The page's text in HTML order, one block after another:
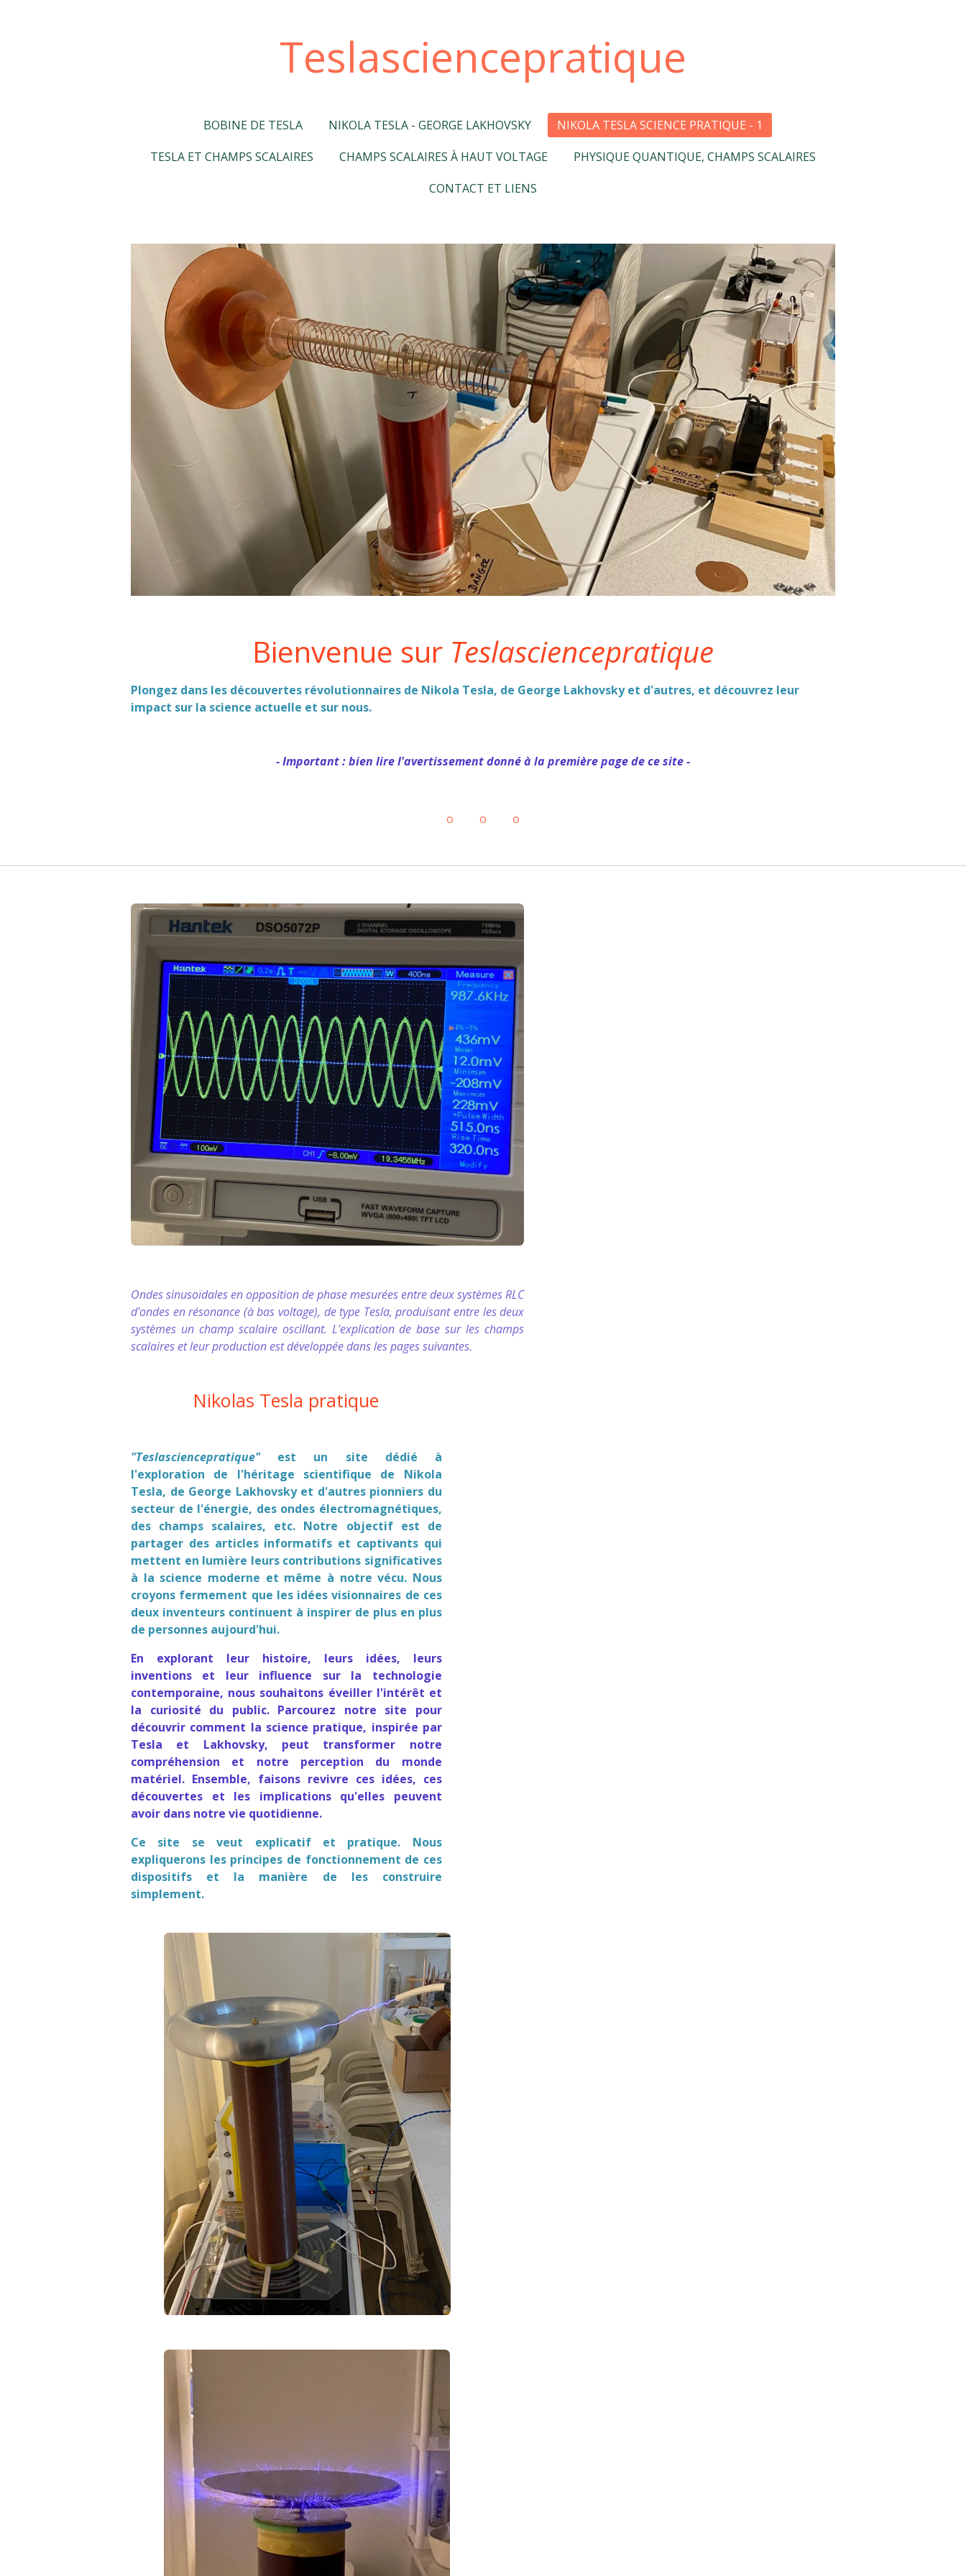
Teslasciencepratique
BOBINE DE TESLA NIKOLA TESLA - GEORGE LAKHOVSKY
NIKOLA TESLA SCIENCE PRATIQUE - 1
TESLA ET CHAMPS SCALAIRES
CHAMPS SCALAIRES À HAUT VOLTAGE
PHYSIQUE QUANTIQUE, CHAMPS SCALAIRES
CONTACT ET LIENS
Bienvenue sur Teslasciencepratique
Plongez dans les découvertes révolutionnaires de Nikola Tesla, de George Lakhovsky et d'autres, et découvrez leur
impact sur la science actuelle et sur nous.
- Important : bien lire l'avertissement donné à la première page de ce site -
o o o
Ondes sinusoïdales en opposition de phase mesurées entre deux systèmes RLC
d'ondes en résonance (à bas voltage), de type Tesla, produisant entre les deux
systèmes un champ scalaire oscillant. L'explication de base sur les champs
scalaires et leur production est développée dans les pages suivantes.
Nikolas Tesla pratique
"Teslasciencepratique"est un site dédié à
l'exploration de l'héritage scientifique de Nikola
Tesla, de George Lakhovsky et d'autres pionniers du
secteur de l'énergie, des ondes électromagnétiques,
des champs scalaires, etc. Notre objectif est de
partager des articles informatifs et captivants qui
mettent en lumière leurs contributions significatives
à la science moderne et même à notre vécu. Nous
croyons fermement que les idées visionnaires de ces
deux inventeurs continuent à inspirer de plus en plus
de personnes aujourd'hui.
En explorant leur histoire, leurs idées, leurs
inventions et leur influence sur la technologie
contemporaine, nous souhaitons éveiller l'intérêt et
la curiosité du public. Parcourez notre site pour
découvrir comment la science pratique, inspirée par
Tesla et Lakhovsky, peut transformer notre
compréhension et notre perception du monde
matériel. Ensemble, faisons revivre ces idées, ces
découvertes et les implications qu'elles peuvent
avoir dans notre vie quotidienne.
Ce site se veut explicatif et pratique. Nous
expliquerons les principes de fonctionnement de ces
dispositifs et la manière de les construire
simplement.